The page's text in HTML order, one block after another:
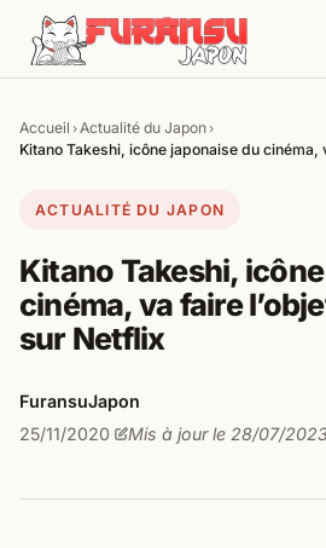
Aller au contenu
Accueil ›Actualité du Japon›
Kitano Takeshi, icône japonaise du
ACTUALITÉ DU JAPON
Kitano Takeshi,
cinéma, va faire
sur Netflix
FuransuJapon
25/11/2020· Mis à jour le 28/07/